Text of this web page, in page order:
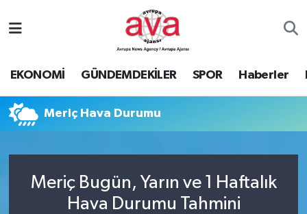
EKONOMİ GÜNDEMDEKİLER SPOR Haberler
Meriç Hava Durumu
Meriç Bugün, Yarın ve 1 Haftalık
Hava Durumu Tahmini
Nöbetçi Eczaneler
Namaz Vakitleri
Trafik Durumu
Süper Lig Puan Durumu ve Fikstür